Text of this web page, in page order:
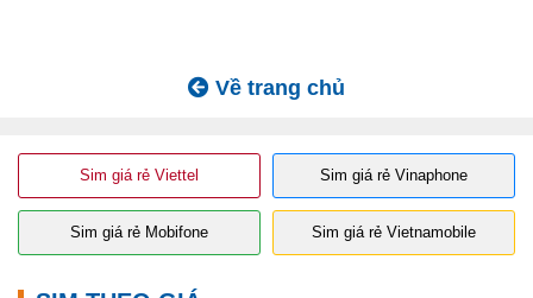
Về trang chủ
Sim giá rẻ Viettel Sim giá rẻ Vinaphone
Sim giá rẻ Mobifone Sim giá rẻ Vietnamobile